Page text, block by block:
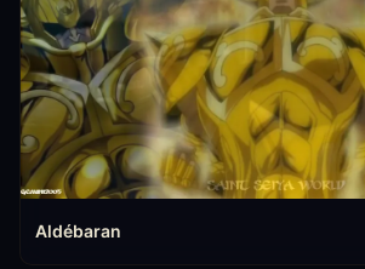
Aldébaran